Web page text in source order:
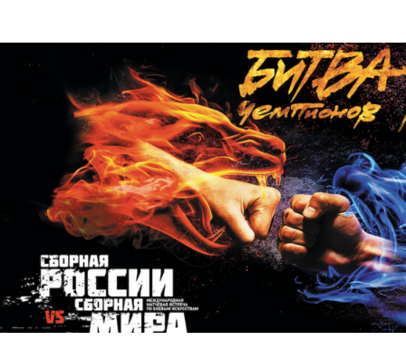
ТВ-Шоу
Графический дизайн,Сет дизайн,Промо